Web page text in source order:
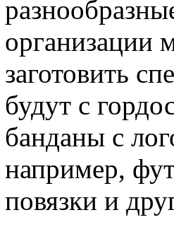
организации
заготовить
будут с
банданы с
например,
повязки и